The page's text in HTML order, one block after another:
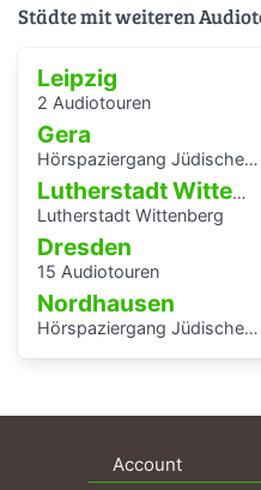
Städte mit weiteren
Leipzig
2 Audiotouren
Gera
Hörspaziergang Jüdisches Leben und jüdische Geschichte in Gera
Lutherstadt Wittenberg
Lutherstadt Wittenberg
Dresden
15 Audiotouren
Nordhausen
Hörspaziergang Jüdische Geschichte in Nordhausen
Account